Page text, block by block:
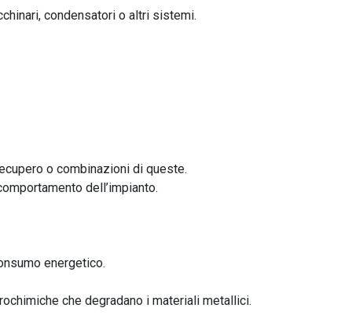
condensatori o altri sistemi.
o combinazioni di queste.
dell’impianto.
energetico.
che degradano i materiali metallici.